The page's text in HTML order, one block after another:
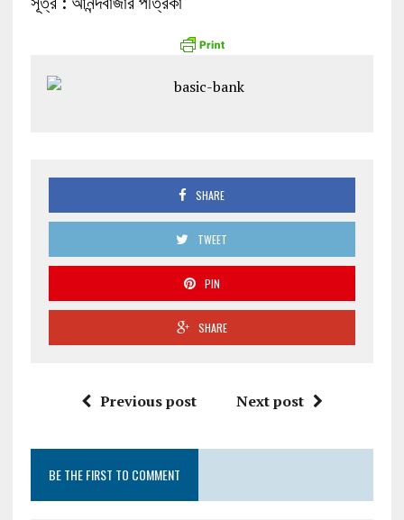
SHARE
TWEET
PIN
SHARE
Previous post Next post
BE THE FIRST TO COMMENT